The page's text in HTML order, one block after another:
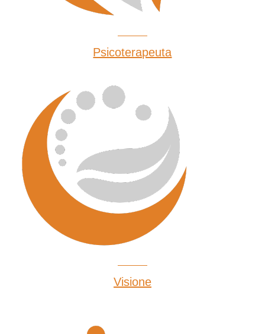
Psicoterapeuta
Visione